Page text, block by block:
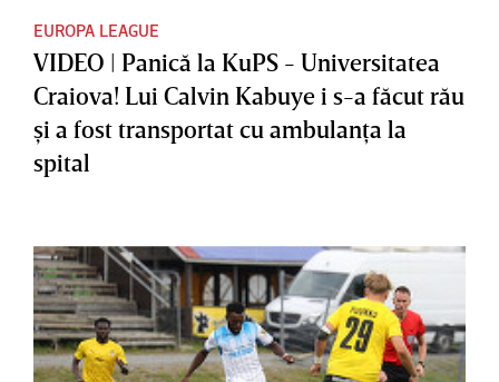
EUROPA LEAGUE
VIDEO | Panică la KuPS - Universitatea
Craiova! Lui Calvin Kabuye i s-a făcut rău
şi a fost transportat cu ambulanţa la
spital